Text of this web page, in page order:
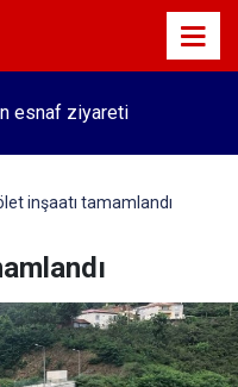
esnaf ziyareti
inşaatı tamamlandı